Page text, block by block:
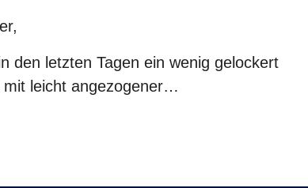
den letzten Tagen ein wenig gelockert
mit leicht angezogener…